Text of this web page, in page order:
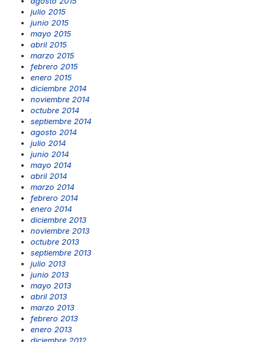
julio 2015
junio 2015
mayo 2015
abril 2015
marzo 2015
febrero 2015
enero 2015
diciembre 2014
noviembre 2014
octubre 2014
septiembre 2014
agosto 2014
julio 2014
junio 2014
mayo 2014
abril 2014
marzo 2014
febrero 2014
enero 2014
diciembre 2013
noviembre 2013
octubre 2013
septiembre 2013
julio 2013
junio 2013
mayo 2013
abril 2013
marzo 2013
febrero 2013
enero 2013